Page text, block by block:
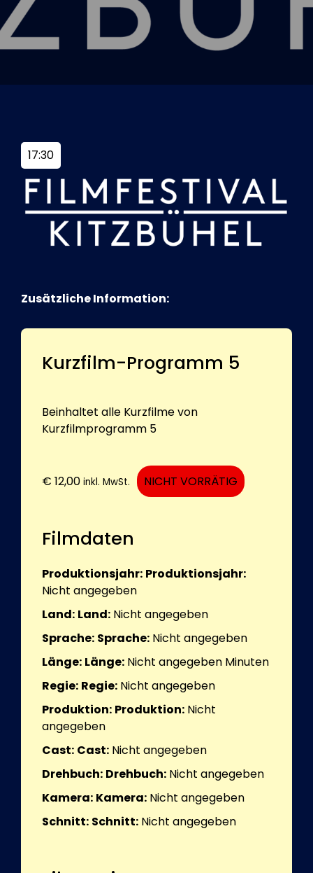
Tickets
Kurier Romy 2026
17:30
Zusätzliche Information:
Kurzfilm-Programm 5
Beinhaltet alle Kurzfilme von
Kurzfilmprogramm 5
€ 12,00 inkl. MwSt. NICHT VORRÄTIG
Filmdaten
Produktionsjahr: Produktionsjahr:
Nicht angegeben
Land: Land: Nicht angegeben
Sprache: Sprache: Nicht angegeben
Länge: Länge: Nicht angegeben Minuten
Regie: Regie: Nicht angegeben
Produktion: Produktion: Nicht
angegeben
Cast: Cast: Nicht angegeben
Drehbuch: Drehbuch: Nicht angegeben
Kamera: Kamera: Nicht angegeben
Schnitt: Schnitt: Nicht angegeben